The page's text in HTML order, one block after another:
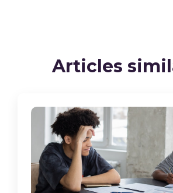
Articles